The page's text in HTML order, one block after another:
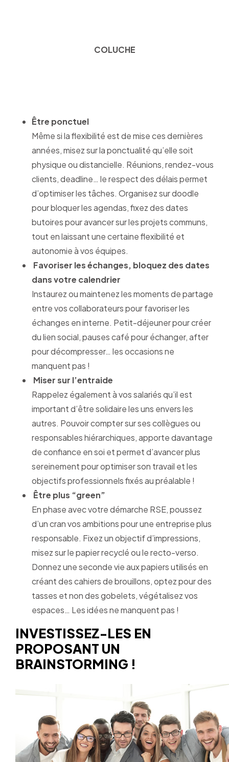
COLUCHE
Être ponctuel
Même si la flexibilité est de mise ces dernières
années, misez sur la ponctualité qu’elle soit
physique ou distancielle. Réunions, rendez-vous
clients, deadline… le respect des délais permet
d’optimiser les tâches. Organisez sur doodle
pour bloquer les agendas, fixez des dates
butoires pour avancer sur les projets communs,
tout en laissant une certaine flexibilité et
autonomie à vos équipes.
Favoriser les échanges, bloquez des dates
dans votre calendrier
Instaurez ou maintenez les moments de partage
entre vos collaborateurs pour favoriser les
échanges en interne. Petit-déjeuner pour créer
du lien social, pauses café pour échanger, after
pour décompresser… les occasions ne
manquent pas !
Miser sur l’entraide
Rappelez également à vos salariés qu’il est
important d’être solidaire les uns envers les
autres. Pouvoir compter sur ses collègues ou
responsables hiérarchiques, apporte davantage
de confiance en soi et permet d’avancer plus
sereinement pour optimiser son travail et les
objectifs professionnels fixés au préalable !
Être plus “green”
En phase avec votre démarche RSE, poussez
d’un cran vos ambitions pour une entreprise plus
responsable. Fixez un objectif d’impressions,
misez sur le papier recyclé ou le recto-verso.
Donnez une seconde vie aux papiers utilisés en
créant des cahiers de brouillons, optez pour des
tasses et non des gobelets, végétalisez vos
espaces… Les idées ne manquent pas !
INVESTISSEZ-LES EN
PROPOSANT UN
BRAINSTORMING !